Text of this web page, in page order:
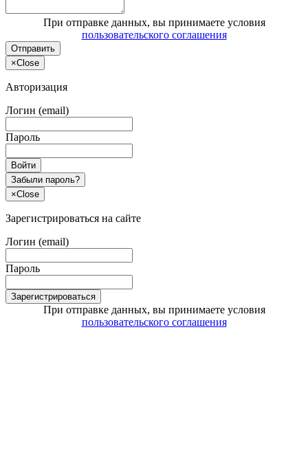
При отправке данных, вы принимаете условия
пользовательского соглашения
Отправить
×Close
Авторизация
Логин (email)
Пароль
Войти
Забыли пароль?
×Close
Зарегистрироваться на сайте
Логин (email)
Пароль
Зарегистрироваться
При отправке данных, вы принимаете условия
пользовательского соглашения